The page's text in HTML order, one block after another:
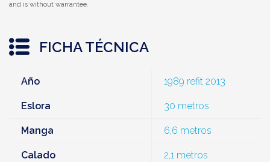
and is without warrantee.
FICHA TÉCNICA
Año 1989 refit 2013
Eslora 30 metros
Manga 6,6 metros
Calado 2,1 metros